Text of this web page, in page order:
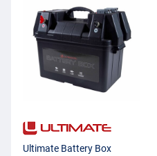
Ultimate Battery Box